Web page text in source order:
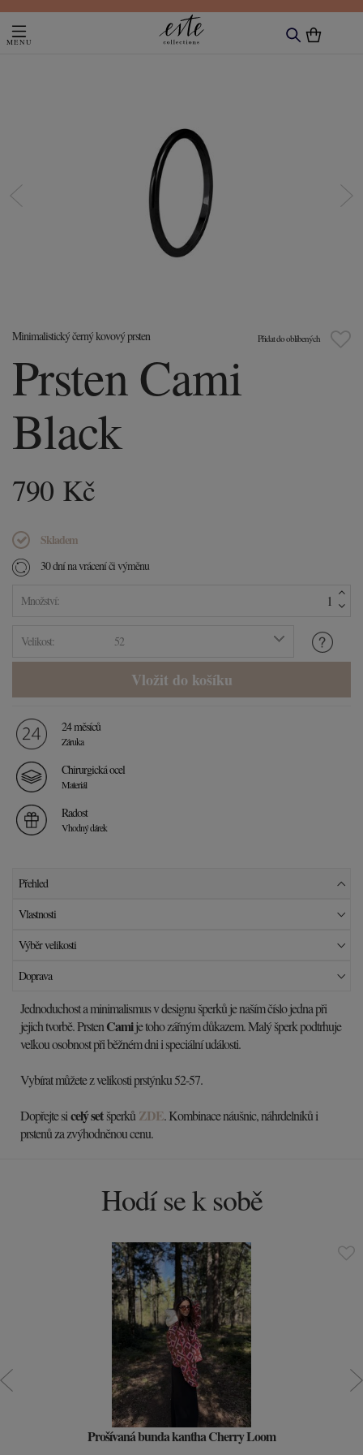
Přidat do oblíbených
Minimalistický černý kovový prsten
Prsten Cami
Black
790 Kč
Skladem
30 dní na vrácení či výměnu
Množství:
Velikost: 52
24 měsíců
Záruka
Chirurgická ocel
Materiál
Radost
Vhodný dárek
Přehled
Vlastnosti
Výběr velikosti
Doprava
Jednoduchost a minimalismus v designu šperků je naším číslo jedna při
jejich tvorbě. PrstenCamije toho zářným důkazem. Malý šperk podtrhuje
velkou osobnost při běžném dni i speciální události.
Vybírat můžete z velikosti prstýnku 52-57.
Dopřejte sicelý set šperků ZDE. Kombinace náušnic, náhrdelníků i
prstenů za zvýhodněnou cenu.
Hodí se k sobě
Prošívaná bunda kantha Cherry Loom